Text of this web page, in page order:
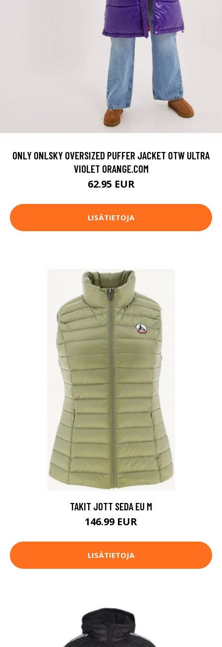
ONLY ONLSKY OVERSIZED PUFFER JACKET OTW ULTRA
VIOLET ORANGE.COM
62.95 EUR
LISÄTIETOJA
TAKIT JOTT SEDA EU M
146.99 EUR
LISÄTIETOJA